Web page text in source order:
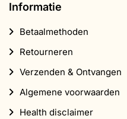
Informatie
Betaalmethoden
Retourneren
Verzenden & Ontvangen
Algemene voorwaarden
Health disclaimer